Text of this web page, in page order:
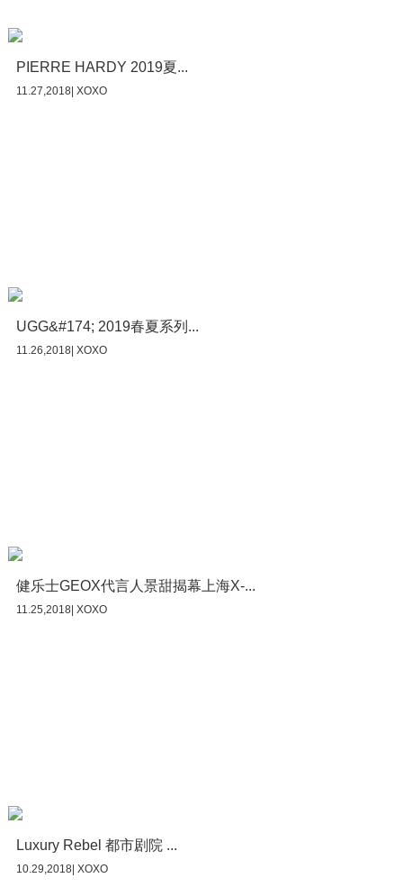
PIERRE HARDY 2019夏...
11.27,2018| XOXO
UGG&#174; 2019春夏系列...
11.26,2018| XOXO
健乐士GEOX代言人景甜揭幕上海X-...
11.25,2018| XOXO
Luxury Rebel 都市剧院 ...
10.29,2018| XOXO